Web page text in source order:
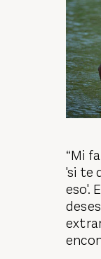
“Mi
'si te
eso'.